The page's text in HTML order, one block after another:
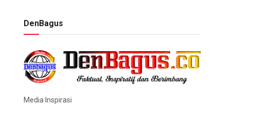
DenBagus
Media Inspirasi